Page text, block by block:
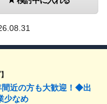
近の方も大歓迎！◆出
少なめ